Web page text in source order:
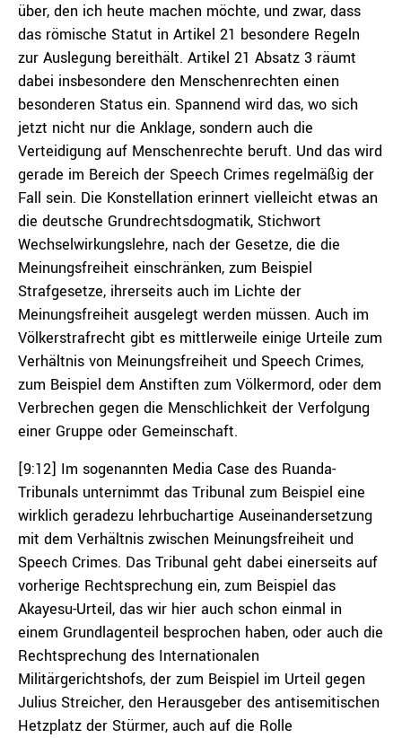
über, den ich heute machen möchte, und zwar, dass
das römische Statut in Artikel 21 besondere Regeln
zur Auslegung bereithält. Artikel 21 Absatz 3 räumt
dabei insbesondere den Menschenrechten einen
besonderen Status ein. Spannend wird das, wo sich
jetzt nicht nur die Anklage, sondern auch die
Verteidigung auf Menschenrechte beruft. Und das wird
gerade im Bereich der Speech Crimes regelmäßig der
Fall sein. Die Konstellation erinnert vielleicht etwas an
die deutsche Grundrechtsdogmatik, Stichwort
Wechselwirkungslehre, nach der Gesetze, die die
Meinungsfreiheit einschränken, zum Beispiel
Strafgesetze, ihrerseits auch im Lichte der
Meinungsfreiheit ausgelegt werden müssen. Auch im
Völkerstrafrecht gibt es mittlerweile einige Urteile zum
Verhältnis von Meinungsfreiheit und Speech Crimes,
zum Beispiel dem Anstiften zum Völkermord, oder dem
Verbrechen gegen die Menschlichkeit der Verfolgung
einer Gruppe oder Gemeinschaft.
[9:12] Im sogenannten Media Case des Ruanda-
Tribunals unternimmt das Tribunal zum Beispiel eine
wirklich geradezu lehrbuchartige Auseinandersetzung
mit dem Verhältnis zwischen Meinungsfreiheit und
Speech Crimes. Das Tribunal geht dabei einerseits auf
vorherige Rechtsprechung ein, zum Beispiel das
Akayesu-Urteil, das wir hier auch schon einmal in
einem Grundlagenteil besprochen haben, oder auch die
Rechtsprechung des Internationalen
Militärgerichtshofs, der zum Beispiel im Urteil gegen
Julius Streicher, den Herausgeber des antisemitischen
Hetzplatz der Stürmer, auch auf die Rolle